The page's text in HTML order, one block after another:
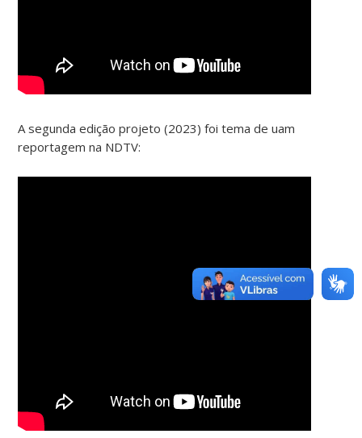
A segunda edição projeto (2023) foi tema de uam
reportagem na NDTV: